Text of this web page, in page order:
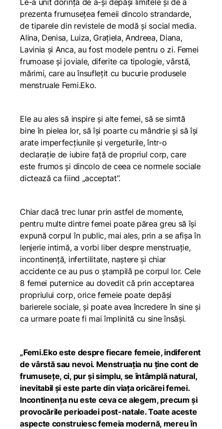
Le-a unit dorința de a-și depăși limitele și de a
prezenta frumusețea femeii dincolo strandarde,
de tiparele din revistele de modă și social media.
Alina, Denisa, Luiza, Grațiela, Andreea, Diana,
Lavinia și Anca, au fost modele pentru o zi. Femei
frumoase și joviale, diferite ca tipologie, vârstă,
mărimi, care au însuflețit cu bucurie produsele
menstruale Femi.Eko.
Ele au ales să inspire și alte femei, să se simtă
bine în pielea lor, să își poarte cu mândrie și să își
arate imperfecțiunile și vergeturile, într-o
declarație de iubire față de propriul corp, care
este frumos și dincolo de ceea ce normele sociale
dictează ca fiind „acceptat”.
Chiar dacă trec lunar prin astfel de momente,
pentru multe dintre femei poate părea greu să își
expună corpul în public, mai ales, prin a se afișa în
lenjerie intimă, a vorbi liber despre menstruație,
incontinență, infertilitate, naștere și chiar
accidente ce au pus o ștampilă pe corpul lor. Cele
8 femei puternice au dovedit că prin acceptarea
propriului corp, orice femeie poate depăși
barierele sociale, și poate avea încredere în sine și
ca urmare poate fi mai împlinită cu sine însăși.
„Femi.Eko este despre fiecare femeie, indiferent
de vârstă sau nevoi. Menstruația nu ține cont de
frumusețe, ci, pur și simplu, se întâmplă natural,
inevitabil și este parte din viața oricărei femei.
Incontinența nu este ceva ce alegem, precum și
provocările perioadei post-natale. Toate aceste
aspecte construiesc femeia modernă, mereu în